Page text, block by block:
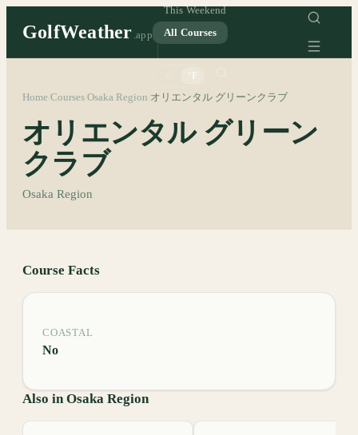
GolfWeather .app
This Weekend
All Courses
Home Courses Osaka Region オリエンタル グリーンクラブ
オリエンタル グリーン
クラブ
Osaka Region
Course Facts
COASTAL
No
Also in Osaka Region